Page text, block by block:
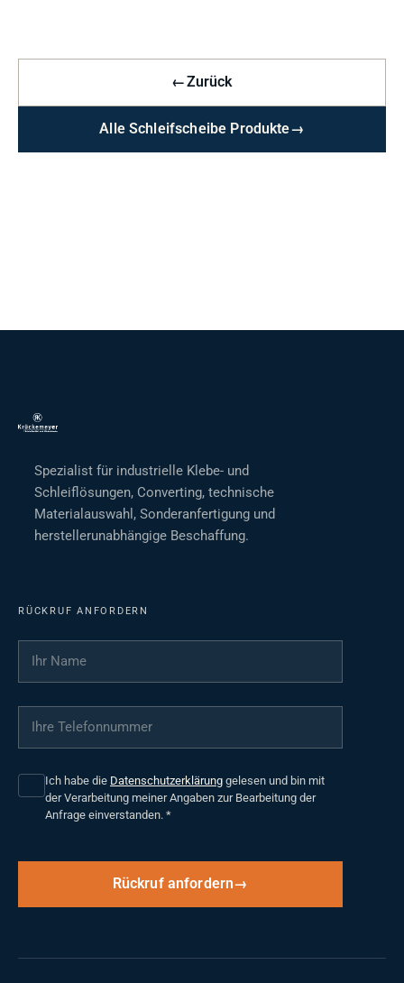
←Zurück
Alle Schleifscheibe Produkte→
Spezialist für industrielle Klebe- und
Schleiflösungen, Converting, technische
Materialauswahl, Sonderanfertigung und
herstellerunabhängige Beschaffung.
RÜCKRUF ANFORDERN
Ihr Name
Ihre Telefonnummer
Ich habe die Datenschutzerklärung gelesen und bin mit
der Verarbeitung meiner Angaben zur Bearbeitung der
Anfrage einverstanden. *
Rückruf anfordern